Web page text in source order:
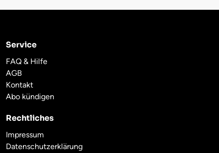
Service
FAQ & Hilfe
AGB
Kontakt
Abo kündigen
Rechtliches
Impressum
Datenschutzerklärung